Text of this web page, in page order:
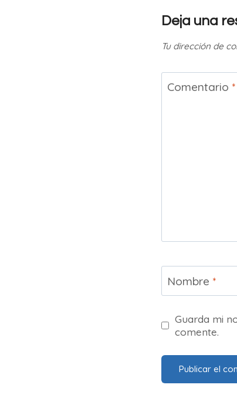
Deja una
Tu dirección de
Comentario *
Nombre *
Guarda mi
comente.